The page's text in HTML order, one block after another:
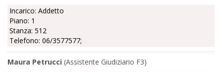
Incarico: Addetto
Piano: 1
Stanza: 512
Telefono: 06/3577577;
Maura Petrucci (Assistente Giudiziario F3)